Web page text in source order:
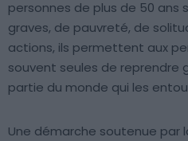
personnes de plus de 50 ans
graves, de pauvreté, de
actions, ils permettent aux
souvent seules de reprendre
partie du monde qui les
Une démarche soutenue par